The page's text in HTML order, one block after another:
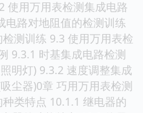
使用万用表检测集成电路
电路对地阻值的检测训练
测训练 9.3 使用万用表检
9.3.1 时基集成电路检测
明灯) 9.3.2 速度调整集成
尘器)0章 巧用万用表检测
类特点 10.1.1 继电器的